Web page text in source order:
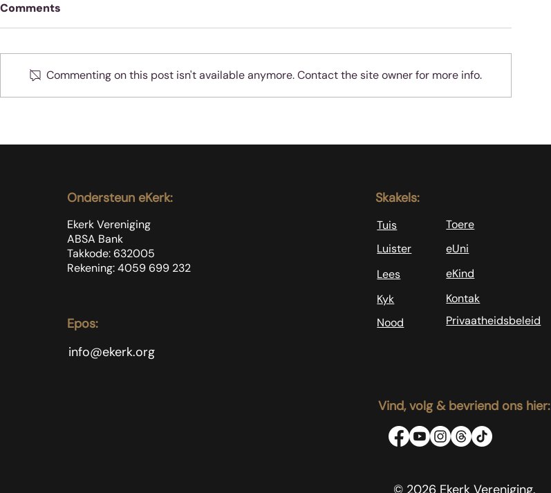
Oefen jou geheue
Comments
Commenting on this post isn't available anymore. Contact the site owner for more info.
Ondersteun eKerk:
Ekerk Vereniging
ABSA Bank
Takkode: 632005
Rekening: 4059 699 232
Epos:
info@ekerk.org
Skakels:
Tuis
Toere
Luister
eUni
Lees
eKind
Kyk
Kontak
Nood
Privaatheidsbeleid
Vind, volg & bevriend ons hier: